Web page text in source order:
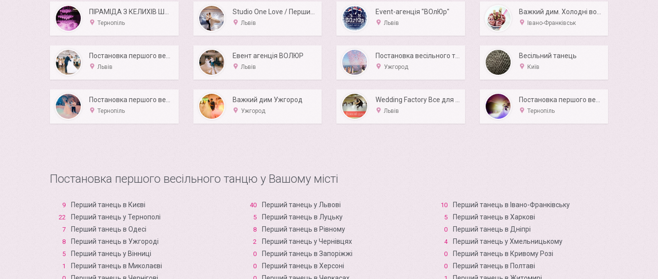
Тернопіль Львів
Event-агенція "ВОлЮр"
Львів Івано-Франківськ
Львів
Евент агенція ВОЛЮР
Львів Ужгород
Весільний танець
Київ
Тернопіль
Важкий дим Ужгород
Ужгород Львів Тернопіль
Постановка першого весільного танцю у Вашому місті
9 Перший танець в Києві 40 Перший танець у Львові 10 Перший танець в Івано-Франківську
22 Перший танець у Тернополі 5 Перший танець в Луцьку 5 Перший танець в Харкові
7 Перший танець в Одесі 8 Перший танець в Рівному 0 Перший танець в Дніпрі
8 Перший танець в Ужгороді 2 Перший танець у Чернівцях 4 Перший танець у Хмельницькому
5 Перший танець у Вінниці 0 Перший танець в Запоріжжі 0 Перший танець в Кривому Розі
1 Перший танець в Миколаєві 0 Перший танець в Xерсоні 0 Перший танець в Полтаві